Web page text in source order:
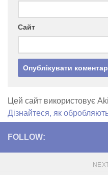
Сайт
Цей сайт використовує
Дізнайтеся, як
FOLLOW: